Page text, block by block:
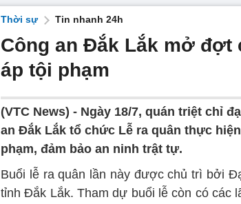
Thời sự Tin nhanh 24h
Công an Đắk Lắk mở đợt
áp tội phạm
(VTC News) - Ngày 18/7, quán triệt chỉ
an Đắk Lắk tổ chức Lễ ra quân thực
phạm, đảm bảo an ninh trật tự.
Buổi lễ ra quân lần này được chủ trì bởi
tỉnh Đắk Lắk. Tham dự buổi lễ còn có các